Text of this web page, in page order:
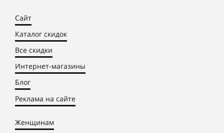
Сайт
Каталог скидок
Все скидки
Интернет-магазины
Блог
Реклама на сайте
Женщинам